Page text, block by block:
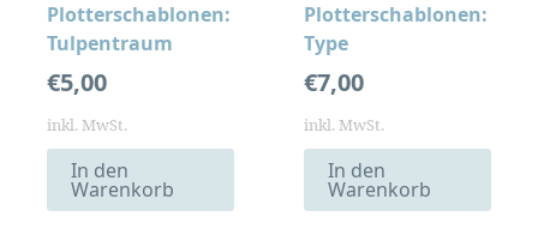
Plotterschablonen:
Tulpentraum
€5,00
inkl. MwSt.
In den
Warenkorb
Plotterschablonen:
Type
€7,00
inkl. MwSt.
In den
Warenkorb